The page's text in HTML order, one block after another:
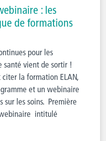
: les
de formations
pour les
santé vient de sortir !
citer la formation ELAN,
et un webinaire
les soins. Première
intitulé